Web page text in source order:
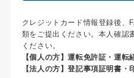
クレジットカード情報登録後、
類をご提出ください。本人確認
ください。
【個人の方】運転免許証・運
【法人の方】登記事項証明書・